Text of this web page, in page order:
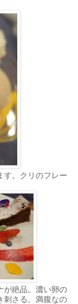
す。クリのフレー
が絶品。濃い卵の
刺さる。満腹なの